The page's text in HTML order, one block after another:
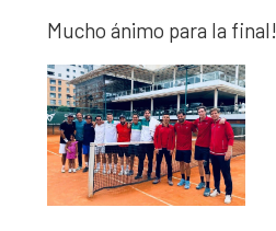
Mucho ánimo para la final!